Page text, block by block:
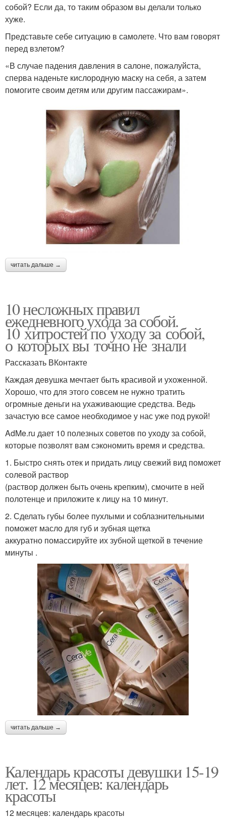
собой? Если да, то таким образом вы делали только
хуже.
Представьте себе ситуацию в самолете. Что вам говорят
перед взлетом?
«В случае падения давления в салоне, пожалуйста,
сперва наденьте кислородную маску на себя, а затем
помогите своим детям или другим пассажирам».
читать дальше →
10 несложных правил
ежедневного ухода за собой.
10 хитростей по уходу за собой,
о которых вы точно не знали
Рассказать ВКонтакте
Каждая девушка мечтает быть красивой и ухоженной.
Хорошо, что для этого совсем не нужно тратить
огромные деньги на ухаживающие средства. Ведь
зачастую все самое необходимое у нас уже под рукой!
AdMe.ru дает 10 полезных советов по уходу за собой,
которые позволят вам сэкономить время и средства.
1. Быстро снять отек и придать лицу свежий вид поможет
солевой раствор
(раствор должен быть очень крепким), смочите в ней
полотенце и приложите к лицу на 10 минут.
2. Сделать губы более пухлыми и соблазнительными
поможет масло для губ и зубная щетка
аккуратно помассируйте их зубной щеткой в течение
минуты .
читать дальше →
Календарь красоты девушки 15-19
лет. 12 месяцев: календарь
красоты
12 месяцев: календарь красоты